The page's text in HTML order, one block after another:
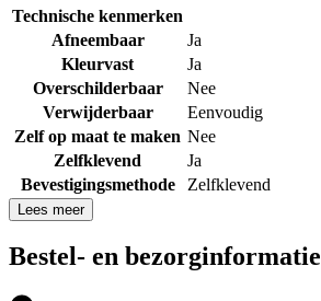
Technische kenmerken
Afneembaar
Ja
Kleurvast
Ja
Overschilderbaar
Nee
Verwijderbaar
Eenvoudig
Zelf op maat te maken Nee
Zelfklevend
Ja
Bevestigingsmethode
Zelfklevend
Lees meer
Bestel- en bezorginformatie